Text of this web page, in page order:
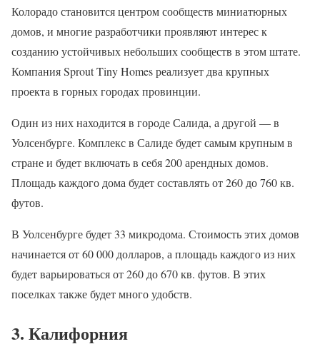
Колорадо становится центром сообществ миниатюрных
домов, и многие разработчики проявляют интерес к
созданию устойчивых небольших сообществ в этом штате.
Компания Sprout Tiny Homes реализует два крупных
проекта в горных городах провинции.
Один из них находится в городе Салида, а другой — в
Уолсенбурге. Комплекс в Салиде будет самым крупным в
стране и будет включать в себя 200 арендных домов.
Площадь каждого дома будет составлять от 260 до 760 кв.
футов.
В Уолсенбурге будет 33 микродома. Стоимость этих домов
начинается от 60 000 долларов, а площадь каждого из них
будет варьироваться от 260 до 670 кв. футов. В этих
поселках также будет много удобств.
3. Калифорния